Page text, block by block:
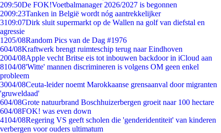
209:50De FOK!Voetbalmanager 2026/2027 is begonnen
2009:23Tanken in België wordt nóg aantrekkelijker
3109:07Dirk sluit supermarkt op de Wallen na golf van diefstal en
agressie
1205/08Random Pics van de Dag #1976
604/08Kraftwerk brengt ruimteschip terug naar Eindhoven
2004/08Apple vecht Britse eis tot inbouwen backdoor in iCloud aan
8104/08'Witte' mannen discrimineren is volgens OM geen enkel
probleem
3004/08Ceuta-leider noemt Marokkaanse grensaanval door migranten
'gruweldaad'
604/08Grote natuurbrand Boschhuizerbergen groeit naar 100 hectare
604/08FOK! was even down
4104/08Regering VS geeft scholen die 'genderidentiteit' van kinderen
verbergen voor ouders ultimatum